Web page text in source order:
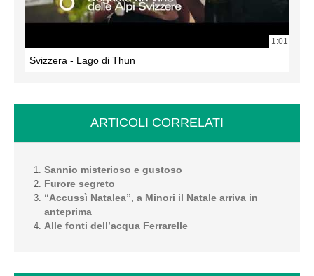
1:01
Svizzera - Lago di Thun
ARTICOLI CORRELATI
Sannio misterioso e gustoso
Furore segreto
“Accussì Natalea”, a Minori il Natale arriva in
anteprima
Alle fonti dell’acqua Ferrarelle